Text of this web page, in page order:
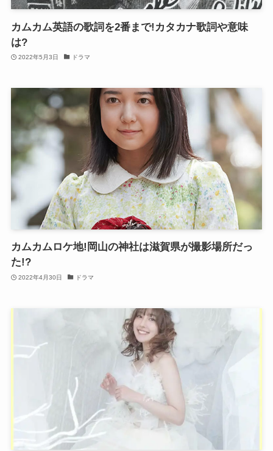
カムカム英語の歌詞を2番まで!カタカナ歌詞や意味
は?
2022年5月3日 ドラマ
カムカムロケ地!岡山の神社は滋賀県が撮影場所だっ
た!?
2022年4月30日 ドラマ